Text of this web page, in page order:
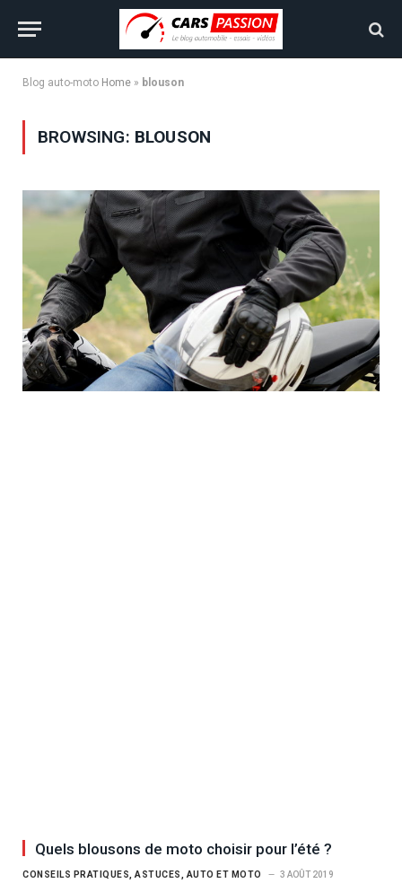
Blog auto-moto Home » blouson
BROWSING: BLOUSON
Quels blousons de moto choisir pour l’été ?
CONSEILS PRATIQUES, ASTUCES, AUTO ET MOTO 3 AOÛT 2019